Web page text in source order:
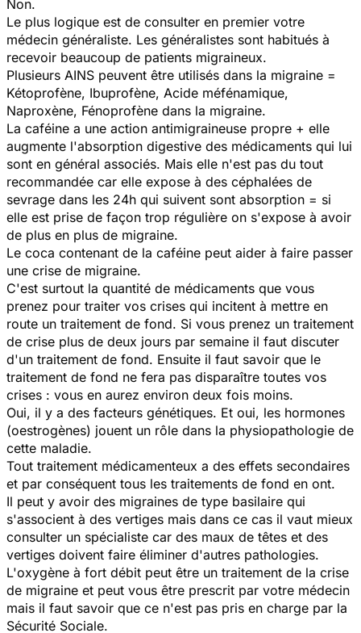
Non.
Le plus logique est de consulter en premier votre
médecin généraliste. Les généralistes sont habitués à
recevoir beaucoup de patients migraineux.
Plusieurs AINS peuvent être utilisés dans la migraine =
Kétoprofène, Ibuprofène, Acide méfénamique,
Naproxène, Fénoprofène dans la migraine.
La caféine a une action antimigraineuse propre + elle
augmente l'absorption digestive des médicaments qui lui
sont en général associés. Mais elle n'est pas du tout
recommandée car elle expose à des céphalées de
sevrage dans les 24h qui suivent sont absorption = si
elle est prise de façon trop régulière on s'expose à avoir
de plus en plus de migraine.
Le coca contenant de la caféine peut aider à faire passer
une crise de migraine.
C'est surtout la quantité de médicaments que vous
prenez pour traiter vos crises qui incitent à mettre en
route un traitement de fond. Si vous prenez un traitement
de crise plus de deux jours par semaine il faut discuter
d'un traitement de fond. Ensuite il faut savoir que le
traitement de fond ne fera pas disparaître toutes vos
crises : vous en aurez environ deux fois moins.
Oui, il y a des facteurs génétiques. Et oui, les hormones
(oestrogènes) jouent un rôle dans la physiopathologie de
cette maladie.
Tout traitement médicamenteux a des effets secondaires
et par conséquent tous les traitements de fond en ont.
Il peut y avoir des migraines de type basilaire qui
s'associent à des vertiges mais dans ce cas il vaut mieux
consulter un spécialiste car des maux de têtes et des
vertiges doivent faire éliminer d'autres pathologies.
L'oxygène à fort débit peut être un traitement de la crise
de migraine et peut vous être prescrit par votre médecin
mais il faut savoir que ce n'est pas pris en charge par la
Sécurité Sociale.